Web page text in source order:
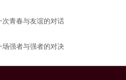
春与友谊的对话
者与强者的对决